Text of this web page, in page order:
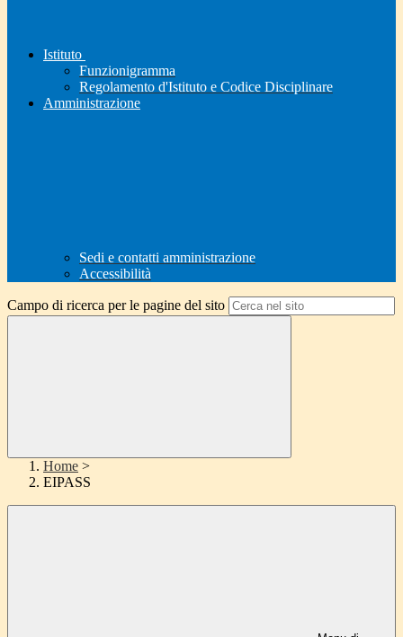
Istituto
Funzionigramma
Regolamento d'Istituto e Codice Disciplinare
Amministrazione
Sedi e contatti amministrazione
Accessibilità
Campo di ricerca per le pagine del sito
Home >
EIPASS